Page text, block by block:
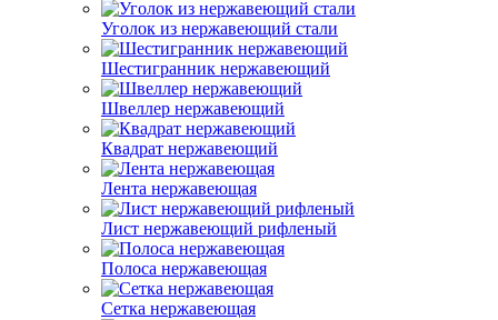
Уголок из нержавеющий стали
Шестигранник нержавеющий
Швеллер нержавеющий
Квадрат нержавеющий
Лента нержавеющая
Лист нержавеющий рифленый
Полоса нержавеющая
Сетка нержавеющая